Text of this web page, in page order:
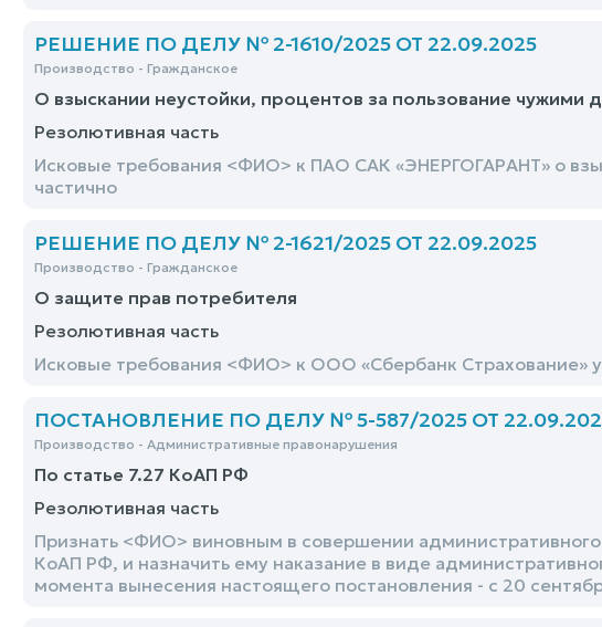
РЕШЕНИЕ ПО ДЕЛУ № 2-1610/2025 ОТ 22.09.2025
Производство - Гражданское
О взыскании неустойки, процентов за пользование
Резолютивная часть
Исковые требования <ФИО> к ПАО САК «ЭНЕРГОГАРАНТ» о
частично
РЕШЕНИЕ ПО ДЕЛУ № 2-1621/2025 ОТ 22.09.2025
Производство - Гражданское
О защите прав потребителя
Резолютивная часть
Исковые требования <ФИО> к ООО «Сбербанк Страхование»
ПОСТАНОВЛЕНИЕ ПО ДЕЛУ № 5-587/2025 ОТ
Производство - Административные правонарушения
По статье 7.27 КоАП РФ
Резолютивная часть
Признать <ФИО> виновным в совершении
КоАП РФ, и назначить ему наказание в виде
момента вынесения настоящего постановления - с 20